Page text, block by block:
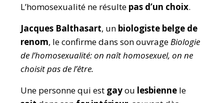
L’homosexualité ne résulte pas d’un choix.
Jacques Balthasart, un biologiste belge de
renom, le confirme dans son ouvrageBiologie
de l’homosexualité: on naît homosexuel, on ne
choisit pas de l’être.
Une personne qui est gayou lesbienne le